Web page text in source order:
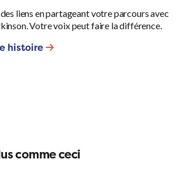
liens en partageant votre parcours avec
Votre voix peut faire la différence.
histoire
comme ceci